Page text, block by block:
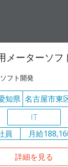
メーターソフ
フト開発
知県 名古屋市東
IT
員
月給
詳細を見る